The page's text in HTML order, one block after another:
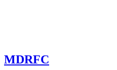
MDRFC